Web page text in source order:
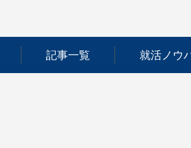
記事一覧 就活ノウ